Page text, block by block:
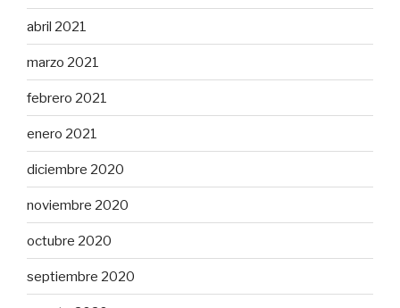
abril 2021
marzo 2021
febrero 2021
enero 2021
diciembre 2020
noviembre 2020
octubre 2020
septiembre 2020